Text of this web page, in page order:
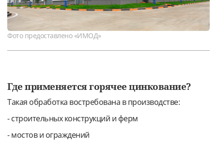
Фото предоставлено «ИМОД»
Где применяется горячее цинкование?
Такая обработка востребована в производстве:
- строительных конструкций и ферм
- мостов и ограждений